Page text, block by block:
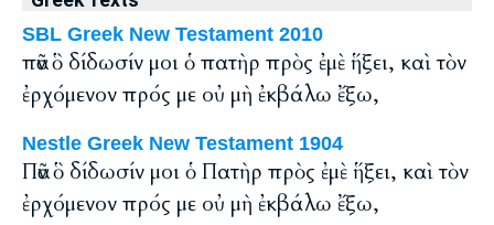
SBL Greek New Testament 2010
πᾶν ὃ δίδωσίν μοι ὁ πατὴρ πρὸς ἐμὲ ἥξει, καὶ τὸν
ἐρχόμενον πρός με οὐ μὴ ἐκβάλω ἔξω,
Nestle Greek New Testament 1904
Πᾶν ὃ δίδωσίν μοι ὁ Πατὴρ πρὸς ἐμὲ ἥξει, καὶ τὸν
ἐρχόμενον πρός με οὐ μὴ ἐκβάλω ἔξω,